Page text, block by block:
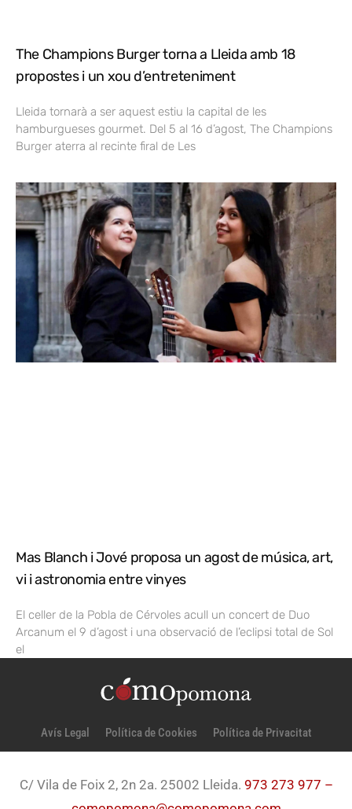
The Champions Burger torna a Lleida amb 18
propostes i un xou d’entreteniment
Lleida tornarà a ser aquest estiu la capital de les
hamburgueses gourmet. Del 5 al 16 d’agost, The Champions
Burger aterra al recinte firal de Les
Mas Blanch i Jové proposa un agost de música, art,
vi i astronomia entre vinyes
El celler de la Pobla de Cérvoles acull un concert de Duo
Arcanum el 9 d’agost i una observació de l’eclipsi total de Sol
el
Avís Legal Política de Cookies Política de Privacitat
C/ Vila de Foix 2, 2n 2a. 25002 Lleida. 973 273 977 –